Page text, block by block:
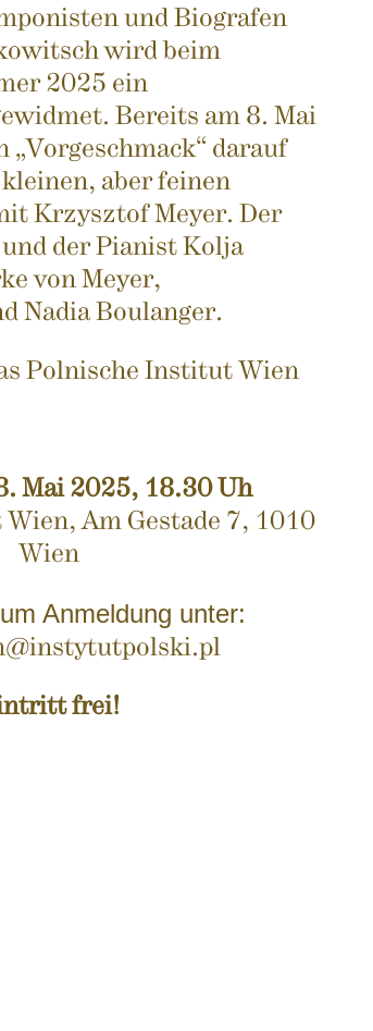
und Biografen
wird beim
2025 ein
Bereits am 8. Mai
„Vorgeschmack“ darauf
aber feinen
Krzysztof Meyer. Der
der Pianist Kolja
von Meyer,
Nadia Boulanger.
Polnische Institut Wien
Mai 2025, 18.30 Uh
Am Gestade 7, 1010
Wien
Anmeldung unter:
frei!